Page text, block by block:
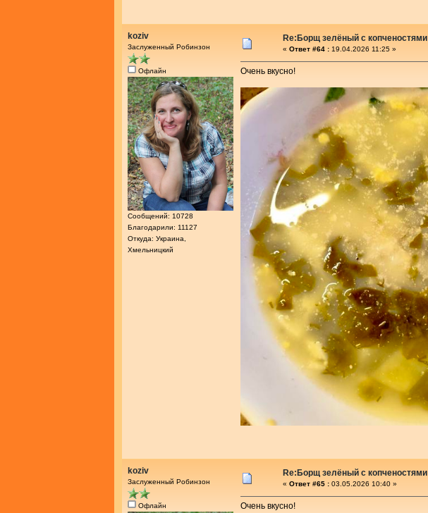
koziv
Заслуженный Робинзон
Офлайн
Сообщений: 10728
Благодарили: 11127
Откуда: Украина,
Хмельницкий
Re:Борщ зелёный с копченостями
« Ответ #64 : 19.04.2026 11:25 »
Очень вкусно!
koziv
Заслуженный Робинзон
Офлайн
Re:Борщ зелёный с копченостями
« Ответ #65 : 03.05.2026 10:40 »
Очень вкусно!